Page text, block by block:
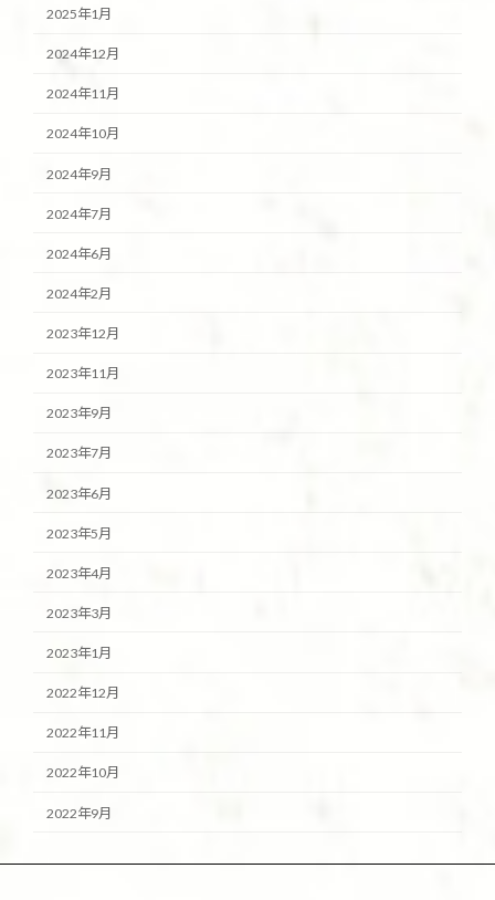
2025年1月
2024年12月
2024年11月
2024年10月
2024年9月
2024年7月
2024年6月
2024年2月
2023年12月
2023年11月
2023年9月
2023年7月
2023年6月
2023年5月
2023年4月
2023年3月
2023年1月
2022年12月
2022年11月
2022年10月
2022年9月